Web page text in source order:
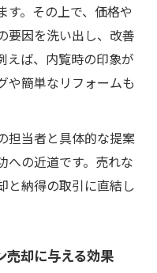
す。その上で、価格や
要因を洗い出し、改善
えば、内覧時の印象が
や簡単なリフォームも
担当者と具体的な提案
への近道です。売れな
と納得の取引に直結し
売却に与える効果